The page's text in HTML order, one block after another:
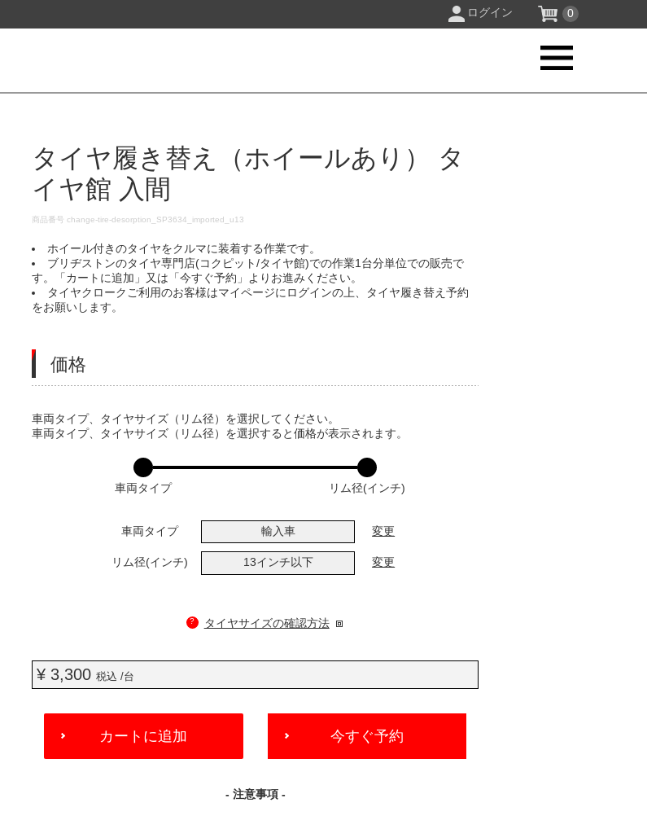
ログイン 0
タイヤ履き替え（ホイールあり） タ
イヤ館 入間
DETAILS
商品番号change-tire-desorption_SP3634_imported_u13
ホイール付きのタイヤをクルマに装着する作業です。
ブリヂストンのタイヤ専門店(コクピット/タイヤ館)での作業1台分単位での販売で
す。「カートに追加」又は「今すぐ予約」よりお進みください。
タイヤクロークご利用のお客様はマイページにログインの上、タイヤ履き替え予約
をお願いします。
価格
VARIATIONS
車両タイプ、タイヤサイズ（リム径）を選択してください。
車両タイプ、タイヤサイズ（リム径）を選択すると価格が表示されます。
車両タイプ リム径(インチ)
車両タイプ 輸入車 変更
リム径(インチ) 13インチ以下 変更
? タイヤサイズの確認方法
¥ 3,300税込 /台
ADD
CART
カートに追加 今すぐ予約
- 注意事項 -